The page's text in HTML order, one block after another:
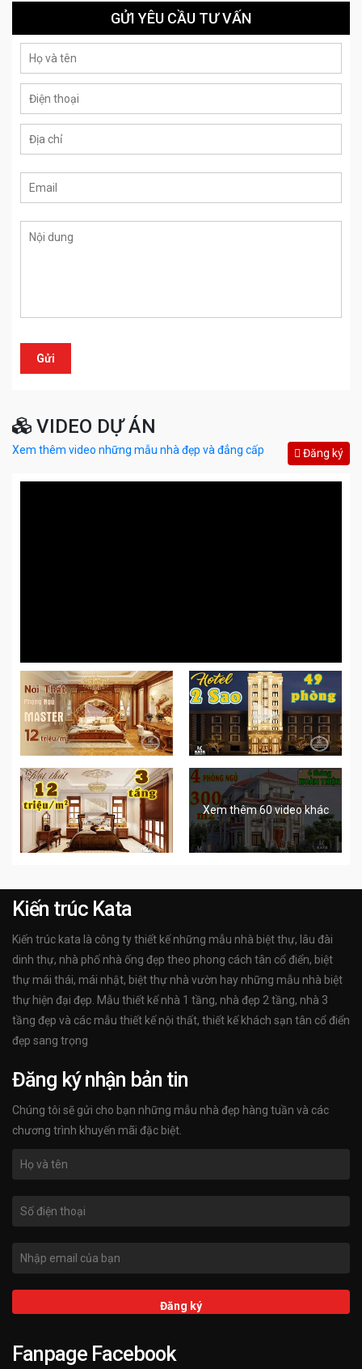
GỬI YÊU CẦU TƯ VẤN
VIDEO DỰ ÁN
Xem thêm video những mẫu nhà đẹp và đẳng cấp Đăng ký
Xem thêm 60 video khác
Kiến trúc Kata
Kiến trúc kata là công ty thiết kế những mẫu nhà biệt thự, lâu đài
dinh thự, nhà phố nhà ống đẹp theo phong cách tân cổ điển, biệt
thự mái thái, mái nhật, biệt thự nhà vườn hay những mẫu nhà biệt
thự hiện đại đẹp. Mẫu thiết kế nhà 1 tầng, nhà đẹp 2 tầng, nhà 3
tầng đẹp và các mẫu thiết kế nội thất, thiết kế khách sạn tân cổ điển
đẹp sang trọng
Đăng ký nhận bản tin
Chúng tôi sẽ gửi cho bạn những mẫu nhà đẹp hàng tuần và các
chương trình khuyến mãi đặc biệt.
Fanpage Facebook